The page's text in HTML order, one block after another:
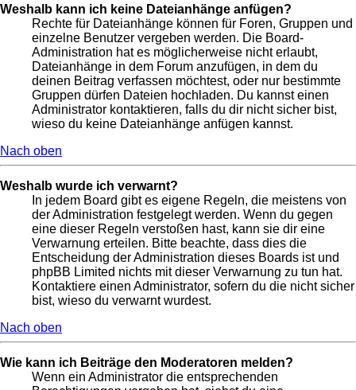
Weshalb kann ich keine Dateianhänge anfügen?
Rechte für Dateianhänge können für Foren, Gruppen und
einzelne Benutzer vergeben werden. Die Board-
Administration hat es möglicherweise nicht erlaubt,
Dateianhänge in dem Forum anzufügen, in dem du
deinen Beitrag verfassen möchtest, oder nur bestimmte
Gruppen dürfen Dateien hochladen. Du kannst einen
Administrator kontaktieren, falls du dir nicht sicher bist,
wieso du keine Dateianhänge anfügen kannst.
Nach oben
Weshalb wurde ich verwarnt?
In jedem Board gibt es eigene Regeln, die meistens von
der Administration festgelegt werden. Wenn du gegen
eine dieser Regeln verstoßen hast, kann sie dir eine
Verwarnung erteilen. Bitte beachte, dass dies die
Entscheidung der Administration dieses Boards ist und
phpBB Limited nichts mit dieser Verwarnung zu tun hat.
Kontaktiere einen Administrator, sofern du die nicht sicher
bist, wieso du verwarnt wurdest.
Nach oben
Wie kann ich Beiträge den Moderatoren melden?
Wenn ein Administrator die entsprechenden